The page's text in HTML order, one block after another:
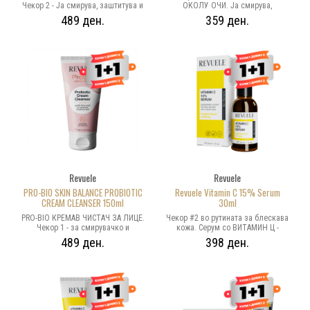
Чекор 2 - Ја смирува, заштитува и
навлажнува, чувствителната и
нетолерантна кожа. Probio
зачувување на природниот
микробиом на кожата. Лесна
кремаста текстура која
длабински хидрира и помага брзо
да се смири кожата кога е
иритирана. Елиминира чувство на
пецкање, сувост и повремено
црвенило.
489 ден.
ОКОЛУ ОЧИ. Ја смирува,
заштитува и навлажнува,
чувствителната и нетолерантна
помага брзо да се смири нежната
кожата околу очите. Елиминира
чувство на пецкање, сувост и
повремено црвенило. Probio
технологијата работи на поправка
на функцијата на бариерата и на
зачувување на природниот
микробиом на кожата.
359 ден.
Revuele
PRO-BIO SKIN BALANCE PROBIOTIC
CREAM CLEANSER 150ml
PRO-BIO КРЕМАВ ЧИСТАЧ ЗА ЛИЦЕ.
Чекор 1 - за смирувачко и
хидратантно секојдневно миење
на кожата за чувствителна и
подобрување на функцијата на
заштитната бариера и на
зачувување на природниот
микробиом на кожата. Нежно ја
489 ден.
Revuele
Revuele Vitamin C 15% Serum
30ml
Чекор #2 во рутината за блескава
кожа. Серум со ВИТАМИН Ц -
моќен антиоксидантен производ
кој успешно таргетира многу
нерамна текстура, фини линии,
бори. Го засилува производството
на колаген со што се зацврстува
кожата и одложува појава на
398 ден.